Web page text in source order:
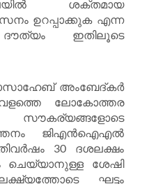
ശക്തമായ
ഉറപ്പാക്കുക എന്ന
ദൗത്യം ഇതിലൂടെ
അംബേദ്കർ
ലോകോത്തര
ജിഎൻഐഎൽ
30 ദശലക്ഷം
ചെയ്യാനുള്ള ശേഷി
ഘട്ടം